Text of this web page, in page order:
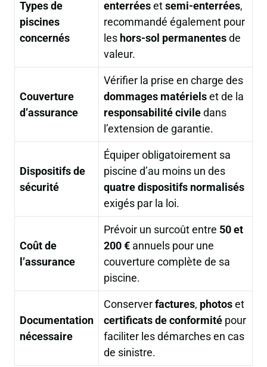
Types de
piscines
concernés
enterréesetsemi-enterrées,
recommandé également pour
les hors-sol permanentesde
valeur.
Couverture
d’assurance
Vérifier la prise en charge des
dommages matérielset de la
responsabilité civiledans
l’extension de garantie.
Dispositifs de
sécurité
Équiper obligatoirement sa
piscine d’au moins un des
quatre dispositifs normalisés
exigés par la loi.
Coût de
l’assurance
Prévoir un surcoût entre 50 et
200 € annuels pour une
couverture complète de sa
piscine.
Documentation
nécessaire
Conserverfactures, photoset
certificats de conformité pour
faciliter les démarches en cas
de sinistre.